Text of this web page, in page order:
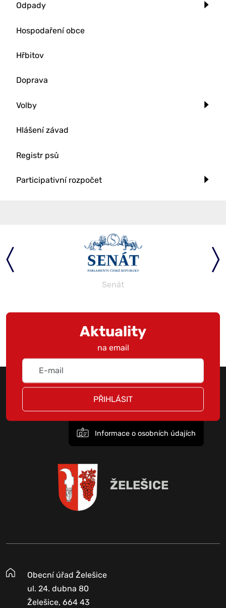
Odpady
Hospodaření obce
Hřbitov
Doprava
Volby
Hlášení závad
Registr psů
Participativní rozpočet
Senát
Aktuality
na email
PŘIHLÁSIT
Informace o osobních údajích
ŽELEŠICE
Obecní úřad Želešice
ul. 24. dubna 80
Želešice, 664 43